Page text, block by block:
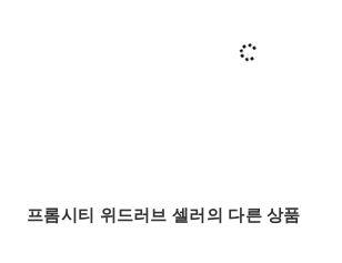
프롬시티 위드러브 셀러의 다른 상품